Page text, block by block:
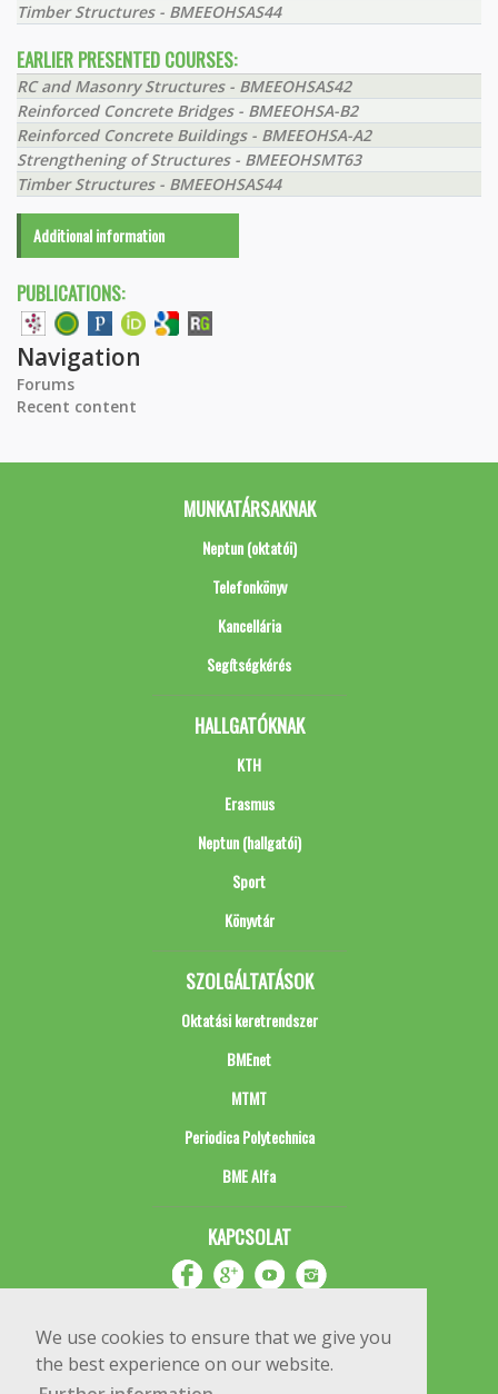
We use cookies to ensure that we give you
the best experience on our website.
Timber Structures - BMEEOHSAS44
EARLIER PRESENTED COURSES:
RC and Masonry Structures - BMEEOHSAS42
Reinforced Concrete Bridges - BMEEOHSA-B2
Reinforced Concrete Buildings - BMEEOHSA-A2
Strengthening of Structures - BMEEOHSMT63
Timber Structures - BMEEOHSAS44
Additional information
PUBLICATIONS:
Navigation
Forums
Recent content
MUNKATÁRSAKNAK
Neptun (oktatói)
Telefonkönyv
Kancellária
Segítségkérés
HALLGATÓKNAK
KTH
Erasmus
Neptun (hallgatói)
Sport
Könyvtár
SZOLGÁLTATÁSOK
Oktatási keretrendszer
BMEnet
MTMT
Periodica Polytechnica
BME Alfa
KAPCSOLAT